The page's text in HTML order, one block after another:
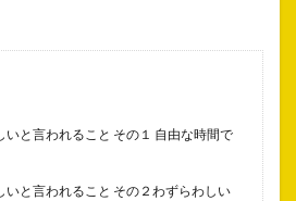
いと言われること その１ 自由な時間で
いと言われること その２わずらわしい